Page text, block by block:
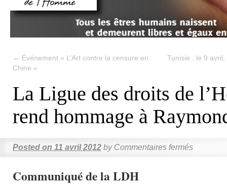
← Événement « L’Art contre la censure en
Chine »
Tunisie : le 9
La Ligue des droits de
rend hommage à
Posted on 11 avril 2012 by Commentaires fermés
Communiqué de la LDH